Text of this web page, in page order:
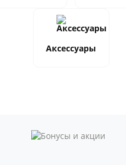
Аксессуары